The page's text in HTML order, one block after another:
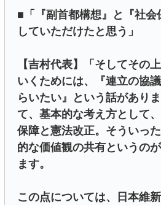
■「『副首都構想』と『社
していただけたと思う」
【吉村代表】「そしてその
いくためには、『連立の協
らいたい』という話があり
て、基本的な考え方として
保障と憲法改正。そういっ
的な価値観の共有というの
ます。
この点については、日本維